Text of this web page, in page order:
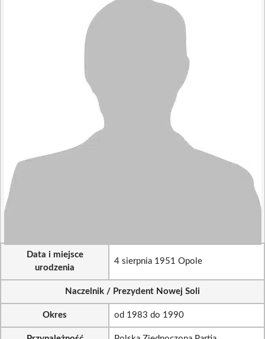
Data i miejsce
urodzenia
4 sierpnia 1951 Opole
Naczelnik / Prezydent Nowej Soli
Okres od 1983 do 1990